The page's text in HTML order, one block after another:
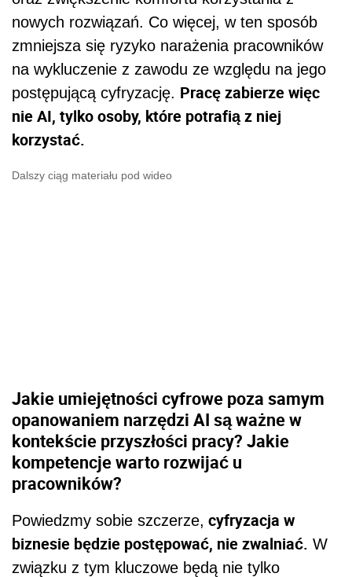
nowych rozwiązań. Co więcej, w ten sposób
zmniejsza się ryzyko narażenia pracowników
na wykluczenie z zawodu ze względu na jego
postępującą cyfryzację. Pracę zabierze więc
nie AI, tylko osoby, które potrafią z niej
korzystać.
Dalszy ciąg materiału pod wideo
Jakie umiejętności cyfrowe poza samym
opanowaniem narzędzi AI są ważne w
kontekście przyszłości pracy? Jakie
kompetencje warto rozwijać u
pracowników?
Powiedzmy sobie szczerze, cyfryzacja w
biznesie będzie postępować, nie zwalniać. W
związku z tym kluczowe będą nie tylko